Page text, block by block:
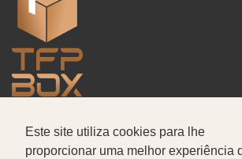
Este site utiliza cookies para lhe
proporcionar uma melhor experiência
Sobre nós Produtos Portfólio